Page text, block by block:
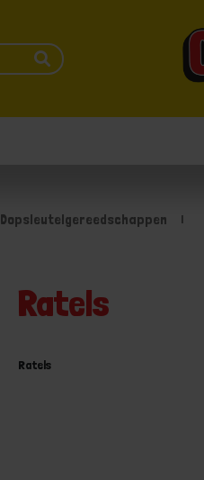
Dopsleutelgereedschappen
Ratels
Ratels